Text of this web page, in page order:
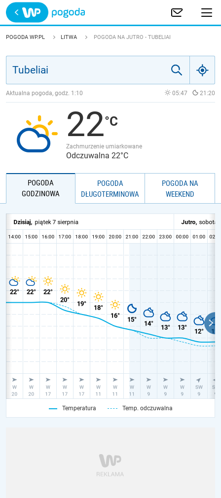
Trwa ładowanie
POLSKA
JAKOŚĆ POWIETRZA
POGODA WP.PL LITWA POGODA NA JUTRO - TUBELIAI
Aktualna pogoda, godz. 1:10 05:47 21:20
22
Zachmurzenie umiarkowane
Odczuwalna 22°C
POGODA
GODZINOWA
POGODA
DŁUGOTERMINOWA
POGODA NA
WEEKEND
Temperatura Temp. odczuwalna